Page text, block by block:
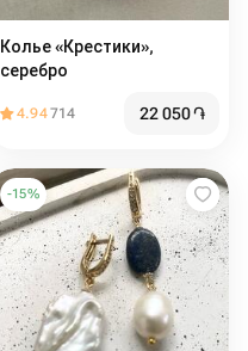
Колье «Крестики»,
серебро
4.94714 22 050֏
-15%